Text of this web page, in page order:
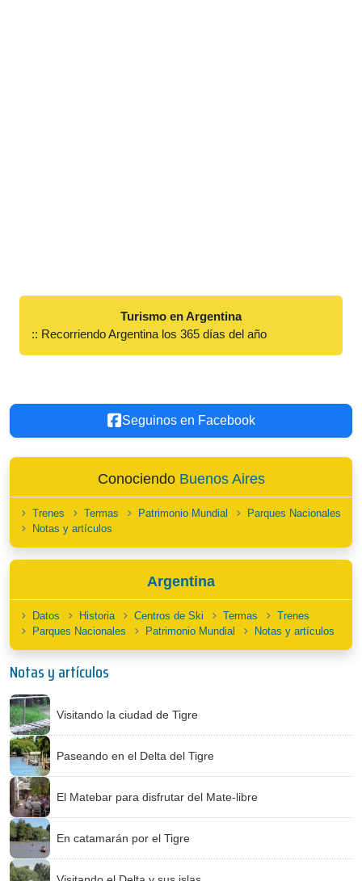
Turismo en Argentina
:: Recorriendo Argentina los 365 días del año
Seguinos en Facebook
Conociendo Buenos Aires
Trenes Termas Patrimonio Mundial
Parques Nacionales
Notas y artículos
Argentina
Datos Historia Centros de Ski Termas
Trenes
Parques Nacionales
Patrimonio Mundial Notas y artículos
Notas y artículos
Visitando la ciudad de Tigre
Paseando en el Delta del Tigre
El Matebar para disfrutar del Mate-libre
En catamarán por el Tigre